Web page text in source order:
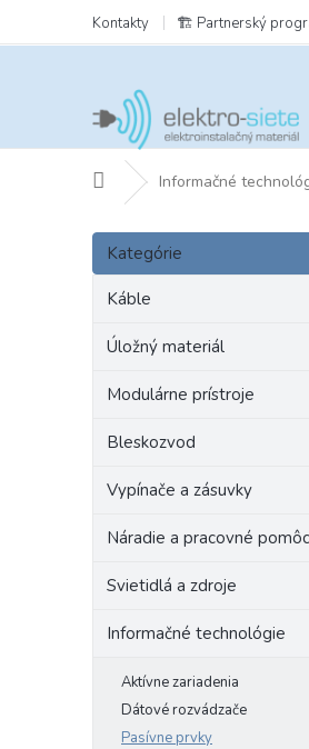
obsah
Kontakty 🏗️ Partnerský
DomovInformačné
B
č
Preskočiť
kategórie
Kategórie
Káble
Úložný materiál
Modulárne prístroje
Bleskozvod
Vypínače a zásuvky
Náradie a pracovné
Svietidlá a zdroje
Informačné technológie
Aktívne zariadenia
Dátové rozvádzače
Pasívne prvky